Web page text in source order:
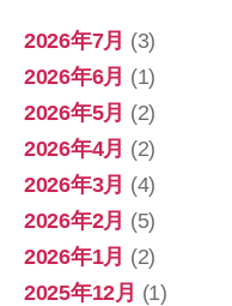
2026年7月 (3)
2026年6月 (1)
2026年5月 (2)
2026年4月 (2)
2026年3月 (4)
2026年2月 (5)
2026年1月 (2)
2025年12月 (1)